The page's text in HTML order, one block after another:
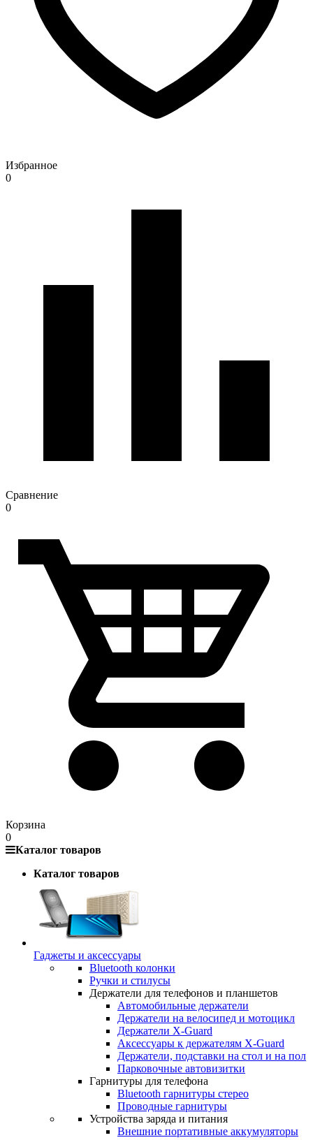
Избранное
0
Сравнение
0
Корзина
0
Каталог товаров
Каталог товаров
Гаджеты и аксессуары
Bluetooth колонки
Ручки и стилусы
Держатели для телефонов и планшетов
Автомобильные держатели
Держатели на велосипед и мотоцикл
Держатели X-Guard
Аксессуары к держателям X-Guard
Держатели, подставки на стол и на пол
Парковочные автовизитки
Гарнитуры для телефона
Bluetooth гарнитуры стерео
Проводные гарнитуры
Устройства заряда и питания
Внешние портативные аккумуляторы